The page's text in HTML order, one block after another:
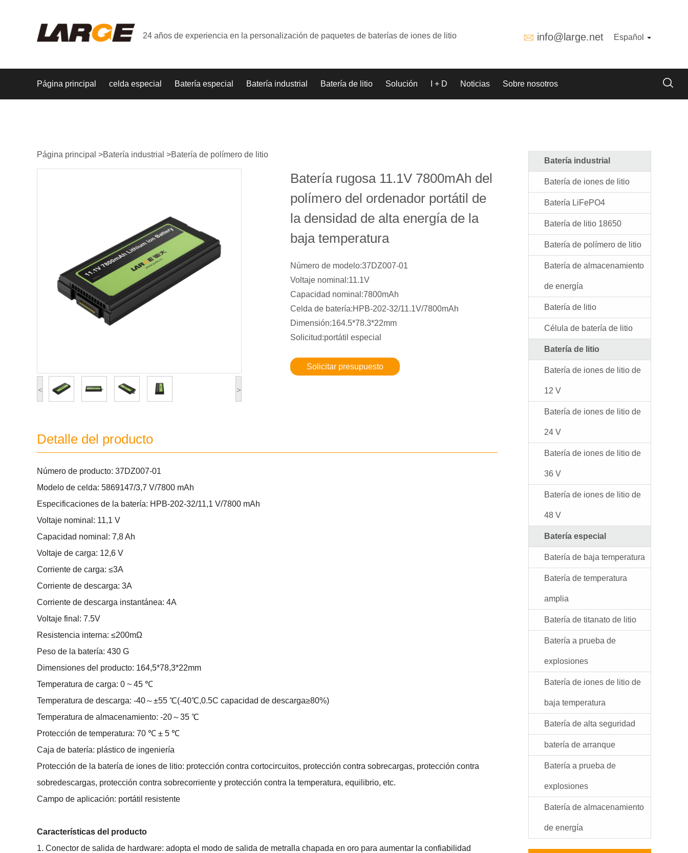
24 años de experiencia en la personalización de paquetes de baterías de iones de litio info@large.net Español
Página principal celda especial Batería especial Batería industrial Batería de litio Solución I + D Noticias Sobre nosotros
Página principal >Batería industrial >Batería de polímero de litio
Batería rugosa 11.1V 7800mAh del
polímero del ordenador portátil de
la densidad de alta energía de la
baja temperatura
Número de modelo:37DZ007-01
Voltaje nominal:11.1V
Capacidad nominal:7800mAh
Celda de batería:HPB-202-32/11.1V/7800mAh
Dimensión:164.5*78.3*22mm
Solicitud:portátil especial
Solicitar presupuesto
< >
Detalle del producto
Número de producto: 37DZ007-01
Modelo de celda: 5869147/3,7 V/7800 mAh
Especificaciones de la batería: HPB-202-32/11,1 V/7800 mAh
Voltaje nominal: 11,1 V
Capacidad nominal: 7,8 Ah
Voltaje de carga: 12,6 V
Corriente de carga: ≤3A
Corriente de descarga: 3A
Corriente de descarga instantánea: 4A
Voltaje final: 7.5V
Resistencia interna: ≤200mΩ
Peso de la batería: 430 G
Dimensiones del producto: 164,5*78,3*22mm
Temperatura de carga: 0 ~ 45 ℃
Temperatura de descarga: -40～±55 ℃(-40℃,0.5C capacidad de descarga≥80%)
Temperatura de almacenamiento: -20～35 ℃
Protección de temperatura: 70 ℃ ± 5 ℃
Caja de batería: plástico de ingeniería
Protección de la batería de iones de litio: protección contra cortocircuitos, protección contra sobrecargas, protección contra
sobredescargas, protección contra sobrecorriente y protección contra la temperatura, equilibrio, etc.
Campo de aplicación: portátil resistente
Características del producto
1. Conector de salida de hardware: adopta el modo de salida de metralla chapada en oro para aumentar la confiabilidad
Batería industrial
Batería de iones de litio
Batería LiFePO4
Batería de litio 18650
Batería de polímero de litio
Batería de almacenamiento
de energía
Batería de litio
Célula de batería de litio
Batería de litio
Batería de iones de litio de
12 V
Batería de iones de litio de
24 V
Batería de iones de litio de
36 V
Batería de iones de litio de
48 V
Batería especial
Batería de baja temperatura
Batería de temperatura
amplia
Batería de titanato de litio
Batería a prueba de
explosiones
Batería de iones de litio de
baja temperatura
Batería de alta seguridad
batería de arranque
Batería a prueba de
explosiones
Batería de almacenamiento
de energía